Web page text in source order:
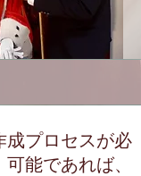
成プロセスが必
能であれば、